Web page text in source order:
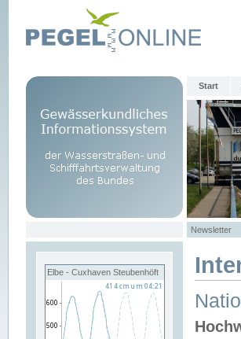
Start
Newsletter
Elbe - Cuxhaven Steubenhöft